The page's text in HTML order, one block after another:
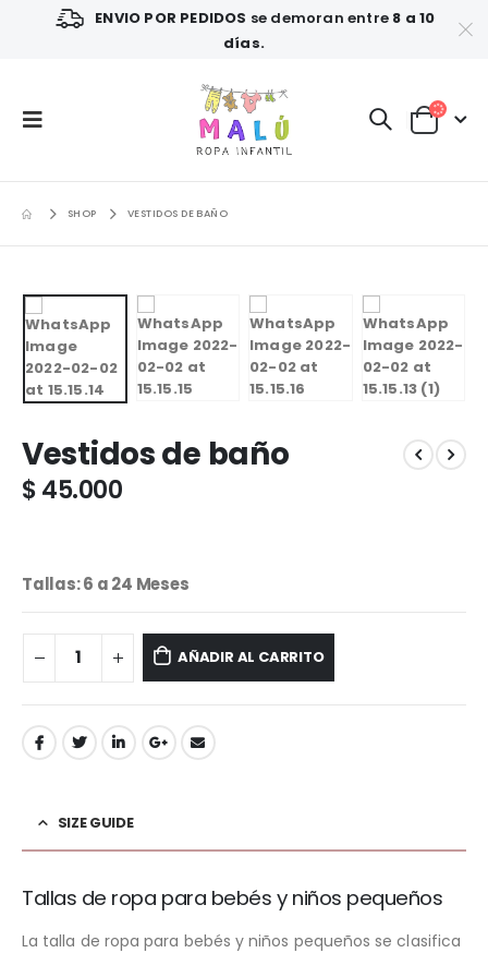
ENVIO POR PEDIDOS se demoran entre 8 a 10
días.
SHOP VESTIDOS DE BAÑO
Vestidos de baño
$45.000
Tallas:6 a 24 Meses
AÑADIR AL CARRITO
SIZE GUIDE
Tallas de ropa para bebés y niños pequeños
La talla de ropa para bebés y niños pequeños se clasifica